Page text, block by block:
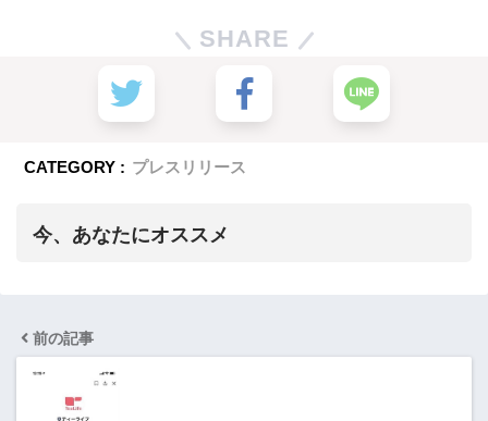
SHARE
CATEGORY : プレスリリース
今、あなたにオススメ
前の記事